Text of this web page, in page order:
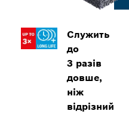
Служить
до
3 разів
довше,
ніж
відрізний